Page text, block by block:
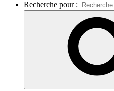
Recherche pour :